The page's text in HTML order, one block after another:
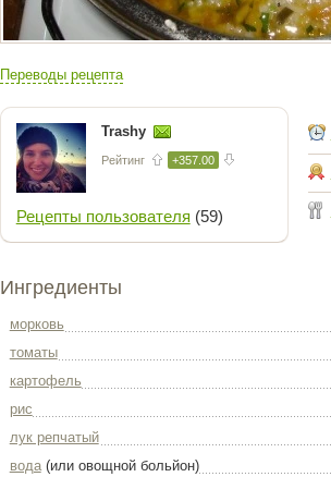
Переводы рецепта
Trashy
Рейтинг +357.00
Рецепты пользователя (59)
Ингредиенты
морковь
томаты
картофель
рис
лук репчатый
вода(или овощной больйон)